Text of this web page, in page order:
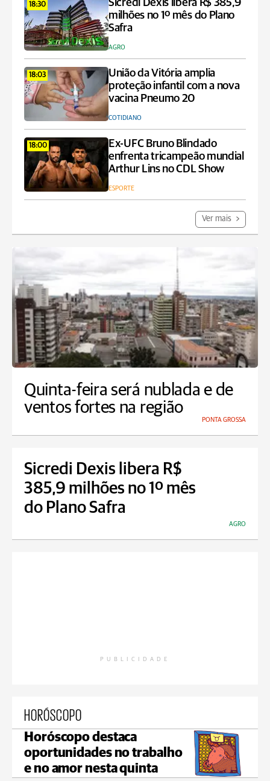
18:30
Sicredi Dexis libera R$ 385,9
milhões no 1º mês do Plano
Safra
AGRO
18:03
União da Vitória amplia
proteção infantil com a nova
vacina Pneumo 20
COTIDIANO
18:00
Ex-UFC Bruno Blindado
enfrenta tricampeão mundial
Arthur Lins no CDL Show
ESPORTE
Ver mais
Quinta-feira será nublada e de
ventos fortes na região
PONTA GROSSA
Sicredi Dexis libera R$
385,9 milhões no 1º mês
do Plano Safra
AGRO
PUBLICIDADE
HORÓSCOPO
Horóscopo destaca
oportunidades no trabalho
e no amor nesta quinta